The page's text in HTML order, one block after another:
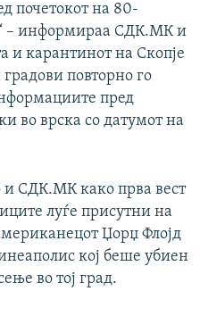
почетокот на 80-
– информираа СДК.МК и
и карантинот на Скопје
повторно го
пред
во врска со датумот на
и СДК.МК како прва вест
луѓе присутни на
Џорџ Флојд
кој беше убиен
во тој град.